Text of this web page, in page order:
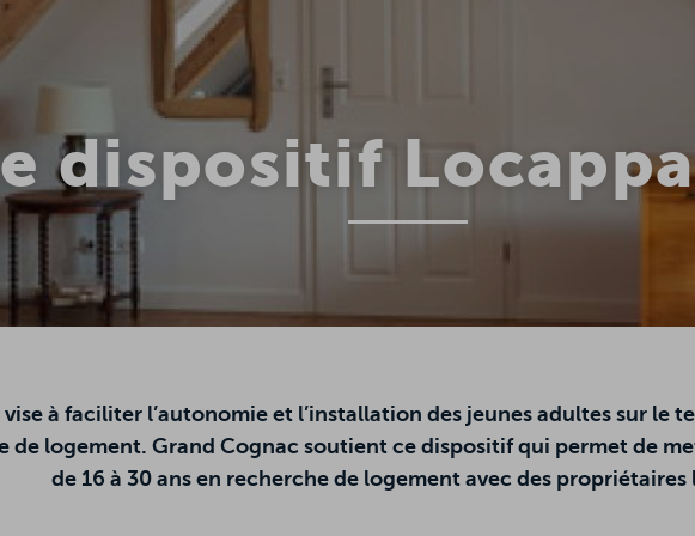
dispositif
vise à faciliter l’autonomie et l’installation des jeunes adultes sur le
de logement. Grand Cognac soutient ce dispositif qui permet de
de 16 à 30 ans en recherche de logement avec des propriétaires